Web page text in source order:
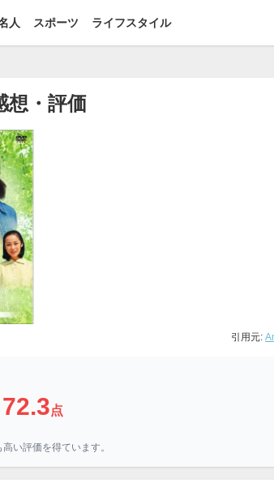
人 スポーツ ライフスタイル
想・評価
引用元:
72.3点
高い評価を得ています。